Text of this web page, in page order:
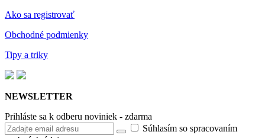
Ako sa registrovať
Obchodné podmienky
Tipy a triky
NEWSLETTER
Prihláste sa k odberu noviniek - zdarma
Súhlasím so spracovaním